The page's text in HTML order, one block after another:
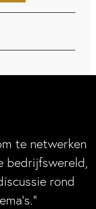
te netwerken
bedrijfswereld,
rond